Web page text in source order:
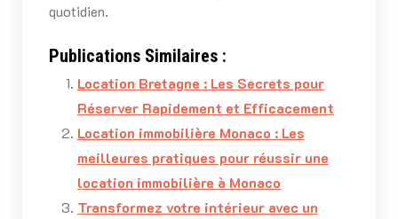
quotidien.
Publications Similaires :
Location Bretagne : Les Secrets pour
Réserver Rapidement et Efficacement
Location immobilière Monaco : Les
meilleures pratiques pour réussir une
location immobilière à Monaco
Transformez votre intérieur avec un